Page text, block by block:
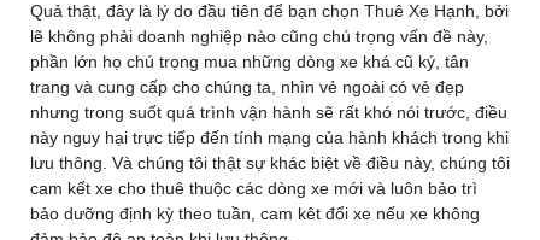
Quả thật, đây là lý do đầu tiên để bạn chọn Thuê Xe Hạnh, bởi
lẽ không phải doanh nghiệp nào cũng chú trọng vấn đề này,
phần lớn họ chú trọng mua những dòng xe khá cũ ký, tân
trang và cung cấp cho chúng ta, nhìn vẻ ngoài có vẻ đẹp
nhưng trong suốt quá trình vận hành sẽ rất khó nói trước, điều
này nguy hại trực tiếp đến tính mạng của hành khách trong khi
lưu thông. Và chúng tôi thật sự khác biệt về điều này, chúng tôi
cam kết xe cho thuê thuộc các dòng xe mới và luôn bảo trì
bảo dưỡng định kỳ theo tuần, cam kêt đổi xe nếu xe không